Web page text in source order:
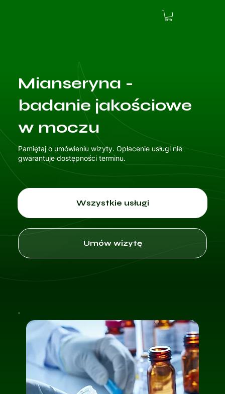
Mianseryna -
badanie jakościowe
w moczu
Pamiętaj o umówieniu wizyty. Opłacenie usługi nie
gwarantuje dostępności terminu.
Wszystkie usługi
Umów wizytę